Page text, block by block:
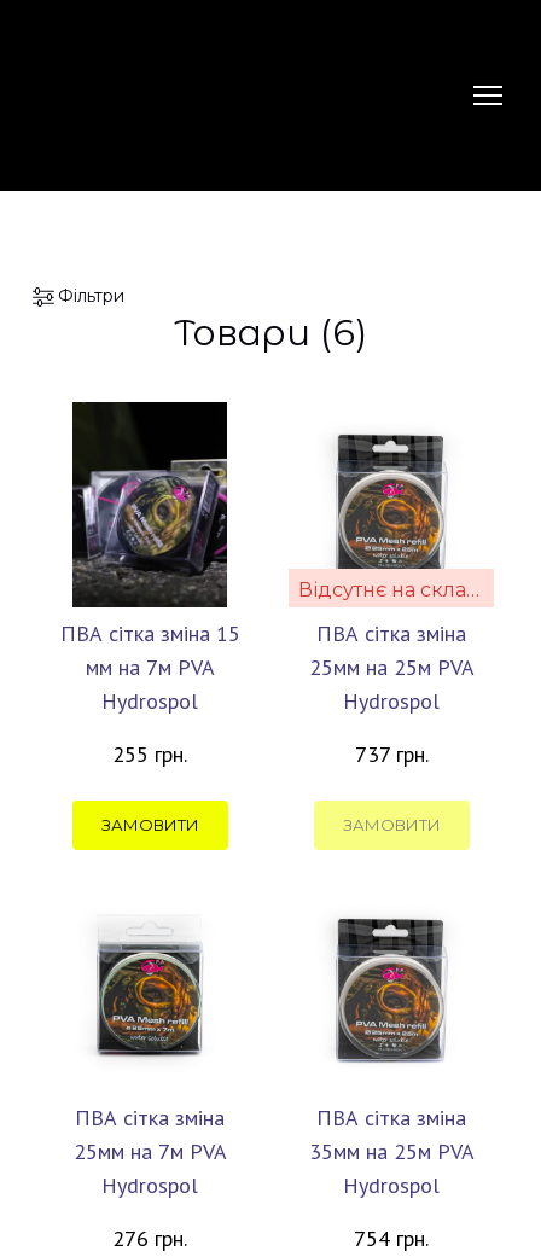
Фільтри
Товари (6)
ПВА сітка зміна 15
мм на 7м PVA
Hydrospol
255 грн.
ЗАМОВИТИ
Відсутнє на складі
ПВА сітка зміна
25мм на 25м PVA
Hydrospol
737 грн.
ЗАМОВИТИ
ПВА сітка зміна
25мм на 7м PVA
Hydrospol
276 грн.
ПВА сітка зміна
35мм на 25м PVA
Hydrospol
754 грн.